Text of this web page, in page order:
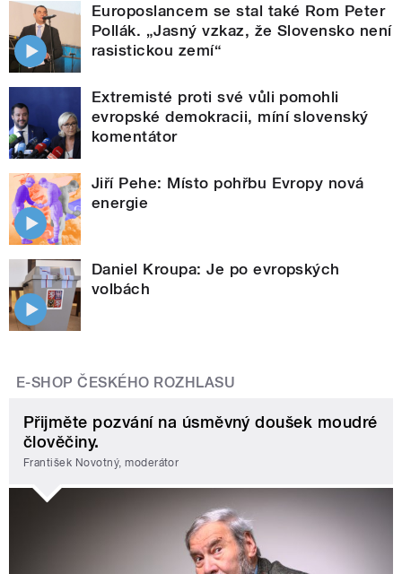
Europoslancem se stal také Rom Peter
Pollák. „Jasný vzkaz, že Slovensko není
rasistickou zemí“
Extremisté proti své vůli pomohli
evropské demokracii, míní slovenský
komentátor
Jiří Pehe: Místo pohřbu Evropy nová
energie
Daniel Kroupa: Je po evropských
volbách
E-SHOP ČESKÉHO ROZHLASU
Přijměte pozvání na úsměvný doušek moudré
člověčiny.
František Novotný, moderátor